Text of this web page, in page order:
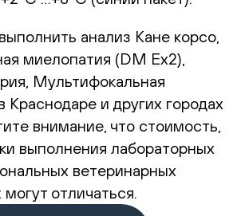
анализ Кане корсо,
миелопатия (DM Ex2),
Мультифокальная
Краснодаре и других городах
внимание, что стоимость,
выполнения лабораторных
ветеринарных
отличаться.